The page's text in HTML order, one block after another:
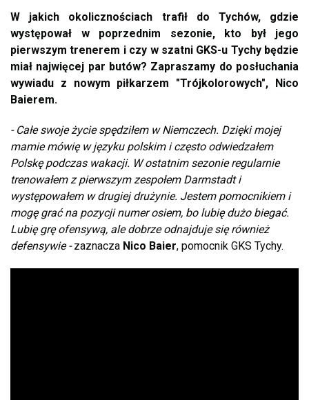
W jakich okolicznościach trafił do Tychów, gdzie
występował w poprzednim sezonie, kto był jego
pierwszym trenerem i czy w szatni GKS-u Tychy będzie
miał najwięcej par butów? Zapraszamy do posłuchania
wywiadu z nowym piłkarzem "Trójkolorowych", Nico
Baierem.
- Całe swoje życie spędziłem w Niemczech. Dzięki mojej
mamie mówię w języku polskim i często odwiedzałem
Polskę podczas wakacji. W ostatnim sezonie regularnie
trenowałem z pierwszym zespołem Darmstadt i
występowałem w drugiej drużynie. Jestem pomocnikiem i
mogę grać na pozycji numer osiem, bo lubię dużo biegać.
Lubię grę ofensywą, ale dobrze odnajduje się również
defensywie -zaznacza Nico Baier, pomocnik GKS Tychy.